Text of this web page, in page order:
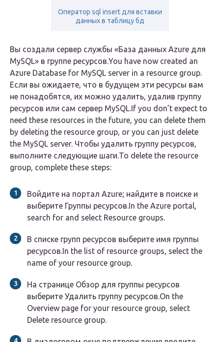
Оператор sql insert для вставки
данных в таблицу бд
Вы создали сервер службы «База данных Azure для
MySQL» в группе ресурсов.You have now created an
Azure Database for MySQL server in a resource group.
Если вы ожидаете, что в будущем эти ресурсы вам
не понадобятся, их можно удалить, удалив группу
ресурсов или сам сервер MySQL.If you don’t expect to
need these resources in the future, you can delete them
by deleting the resource group, or you can just delete
the MySQL server. Чтобы удалить группу ресурсов,
выполните следующие шаги.To delete the resource
group, complete these steps:
Войдите на портал Azure; найдите в поиске и
выберите Группы ресурсов.In the Azure portal,
search for and select Resource groups.
В списке групп ресурсов выберите имя группы
ресурсов.In the list of resource groups, select the
name of your resource group.
На странице Обзор для группы ресурсов
выберите Удалить группу ресурсов.On the
Overview page for your resource group, select
Delete resource group.